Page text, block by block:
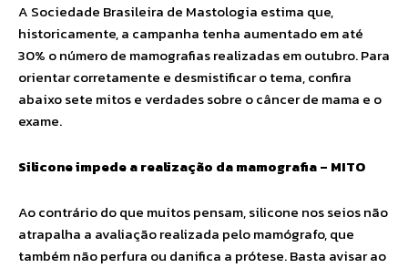
A Sociedade Brasileira de Mastologia estima que,
historicamente, a campanha tenha aumentado em até
30% o número de mamografias realizadas em outubro. Para
orientar corretamente e desmistificar o tema, confira
abaixo sete mitos e verdades sobre o câncer de mama e o
exame.
Silicone impede a realização da mamografia – MITO
Ao contrário do que muitos pensam, silicone nos seios não
atrapalha a avaliação realizada pelo mamógrafo, que
também não perfura ou danifica a prótese. Basta avisar ao